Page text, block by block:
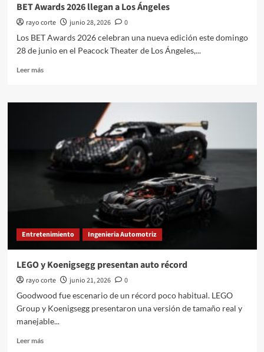
BET Awards 2026 llegan a Los Ángeles
rayo corte junio 28, 2026
0
Los BET Awards 2026 celebran una nueva edición este domingo
28 de junio en el Peacock Theater de Los Ángeles,...
Leer másLeer
BET
Los
Ángeles
Entretenimiento Ingenieria Automotriz
LEGO y Koenigsegg presentan auto récord
rayo corte junio 21, 2026
0
Goodwood fue escenario de un récord poco habitual. LEGO
Group y Koenigsegg presentaron una versión de tamaño real y
manejable...
Leer másLeer